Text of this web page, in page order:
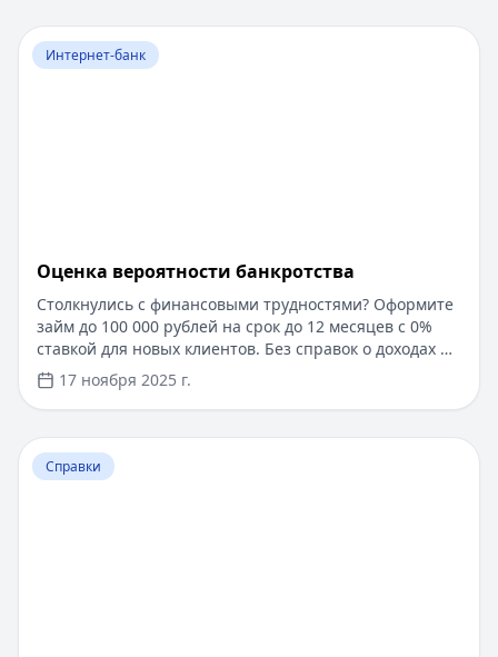
Перейти к статье: Оценка вероятности банкротства
Интернет-банк
Оценка вероятности банкротства
Столкнулись с финансовыми трудностями? Оформите
займ до 100 000 рублей на срок до 12 месяцев с 0%
ставкой для новых клиентов. Без справок о доходах и
документов — решение за 5 минут. Получите деньги
быстро и прозрачно через проверенные сервисы.
17 ноября 2025 г.
Перейти к статье:
Справки